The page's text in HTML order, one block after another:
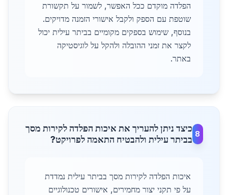
הפלדה מוקדם ככל האפשר, לשמור על תקשורת
שוטפת עם הספק ולקבל אישורי הזמנה מדויקים.
בנוסף, שימוש בספקים מקומיים בביתר עילית יכול
לקצר את זמני ההובלה ולהקל על לוגיסטיקה
באתר.
8
כיצד ניתן להעריך את איכות הפלדה לקירות מסך
בביתר עילית ולהבטיח התאמה לפרויקט?
איכות הפלדה לקירות מסך בביתר עילית נמדדת
על פי תקני יצור מחמירים, אישורים טכנולוגיים